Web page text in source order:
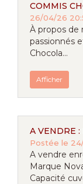
COMMIS
26/04/26
À propos de
passionnés
Chocola...
Afficher
A VENDRE
Postée le
A vendre
Marque
Capacité